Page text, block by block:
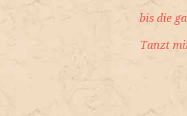
bis die
Tanzt